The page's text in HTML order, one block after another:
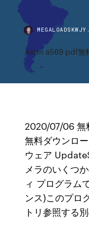
Astm a569 pdf無
2020/07/06 無
無料ダウンロ
ウェア
メラのいくつ
ィ プログラム
ンス)このプロ
トリ参照する